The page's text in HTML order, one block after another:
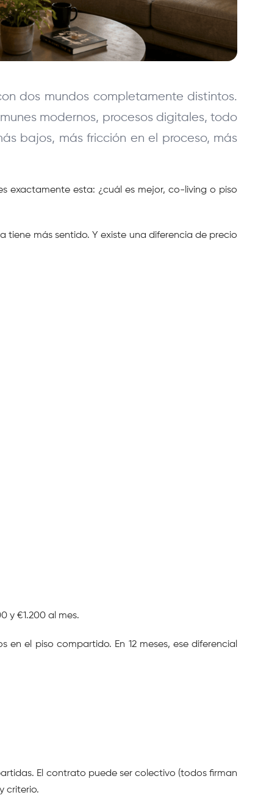
dos mundos completamente distintos.
modernos, procesos digitales, todo
bajos, más fricción en el proceso, más
exactamente esta: ¿cuál es mejor, co-living o piso
tiene más sentido. Y existe una diferencia de precio
y €1.200 al mes.
el piso compartido. En 12 meses, ese diferencial
El contrato puede ser colectivo (todos firman
criterio.